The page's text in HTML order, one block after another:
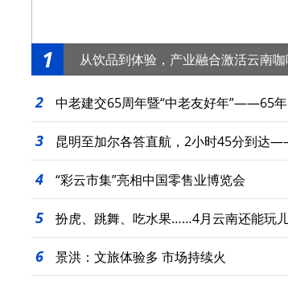
从饮品到体验，产业融合激活云南
1
2 中老建交65周年暨“中老友好年”——65
起
3 昆明至加尔各答直航，2小时45分到达
么近
4 “彩云市集”亮相中国零售业博览会
5 扮虎、跳舞、吃水果……4月云南还能玩
6 景洪：文旅体验多 市场持续火